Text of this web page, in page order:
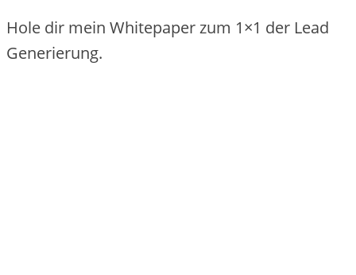
Hole dir mein Whitepaper zum 1×1 der Lead
Generierung.